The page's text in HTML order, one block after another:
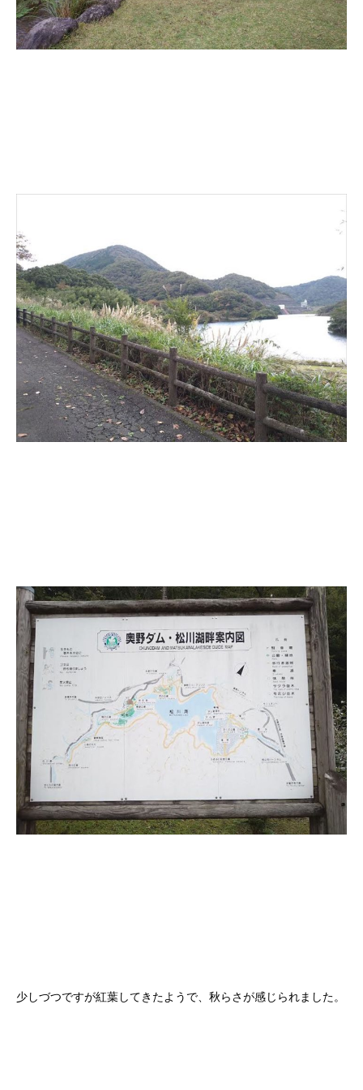
少しづつですが紅葉してきたようで、秋らさが感じられました。